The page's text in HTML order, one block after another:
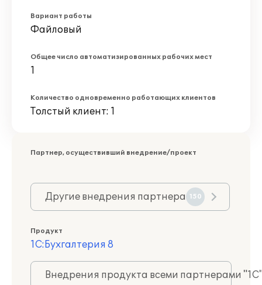
Вариант работы
Файловый
Общее число автоматизированных рабочих мест
1
Количество одновременно работающих клиентов
Толстый клиент: 1
Партнер, осуществивший внедрение/проект
Другие внедрения партнера 150
Продукт
1С:Бухгалтерия 8
Внедрения продукта всеми партнерами